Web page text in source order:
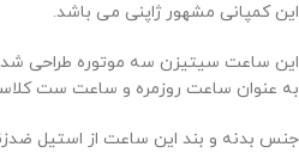
این کمپانی مشهور ژاپنی می باشد.
این ساعت سیتیزن سه موتوره طراحی
به عنوان ساعت روزمره و ساعت ست
جنس بدنه و بند این ساعت از استیل